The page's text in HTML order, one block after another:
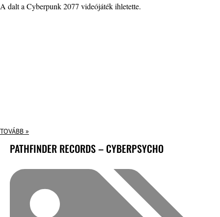
A dalt a Cyberpunk 2077 videójáték ihletette.
TOVÁBB »
PATHFINDER RECORDS – CYBERPSYCHO